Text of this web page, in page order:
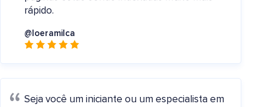
rápido.
@loeramilca
Seja você um iniciante ou um especialista em